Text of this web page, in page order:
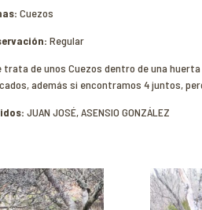
Cuezos
Regular
trata de unos Cuezos dentro de una
además si encontramos 4 juntos,
JUAN JOSÉ, ASENSIO GONZÁLEZ